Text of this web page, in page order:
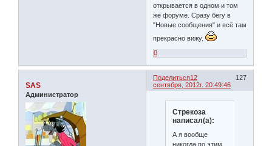
открывается в одном и том
же форуме. Сразу бегу в
"Новые сообщения" и всё там
прекрасно вижу.
0
Поделиться 127
12
сентября, 2012г. 20:49:46
SAS
Администратор
Стрекоза
написал(а):
А я вообще
никогда по этим